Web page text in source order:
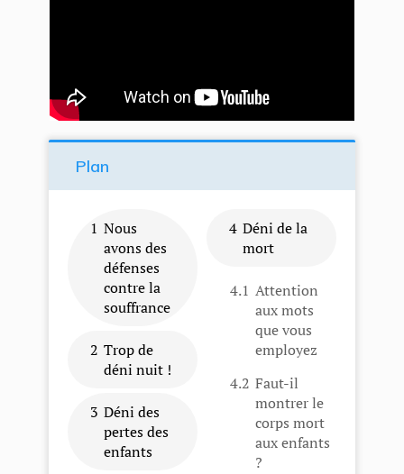
Plan
1 Nous
avons des
défenses
contre la
souffrance
2 Trop de
déni nuit !
3 Déni des
pertes des
enfants
4 Déni de la
mort
4.1 Attention
aux mots
que vous
employez
4.2 ​Faut-il
montrer le
corps mort
aux enfants
?